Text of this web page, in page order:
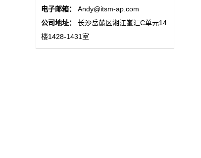
电子邮箱： Andy@itsm-ap.com
公司地址： 长沙岳麓区湘江峯汇C单元14
楼1428-1431室